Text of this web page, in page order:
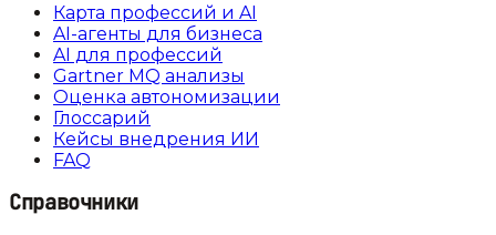
Карта профессий и AI
AI-агенты для бизнеса
AI для профессий
Gartner MQ анализы
Оценка автономизации
Глоссарий
Кейсы внедрения ИИ
FAQ
Справочники